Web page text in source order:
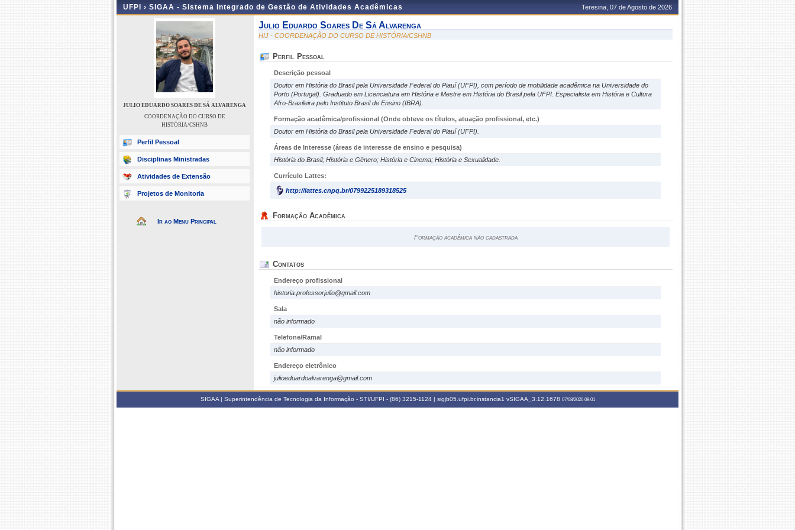
UFPI › SIGAA - Sistema Integrado de Gestão de Atividades Acadêmicas Teresina, 07 de Agosto de 2026
JULIO EDUARDO SOARES DE SÁ ALVARENGA
COORDENAÇÃO DO CURSO DE
HISTÓRIA/CSHNB
Perfil Pessoal
Disciplinas Ministradas
Atividades de Extensão
Projetos de Monitoria
Ir ao Menu Principal
Julio Eduardo Soares De Sá Alvarenga
HIJ - COORDENAÇÃO DO CURSO DE HISTÓRIA/CSHNB
Perfil Pessoal
Descrição pessoal
Doutor em História do Brasil pela Universidade Federal do Piauí (UFPI), com período de mobilidade acadêmica na Universidade do
Porto (Portugal). Graduado em Licenciatura em História e Mestre em História do Brasil pela UFPI. Especialista em História e Cultura
Afro-Brasileira pelo Instituto Brasil de Ensino (IBRA).
Formação acadêmica/profissional (Onde obteve os títulos, atuação profissional, etc.)
Doutor em História do Brasil pela Universidade Federal do Piauí (UFPI).
Áreas de Interesse (áreas de interesse de ensino e pesquisa)
História do Brasil; História e Gênero; História e Cinema; História e Sexualidade.
Currículo Lattes:
http://lattes.cnpq.br/0799225189318525
Formação Acadêmica
Formação acadêmica não cadastrada
Contatos
Endereço profissional
historia.professorjulio@gmail.com
Sala
não informado
Telefone/Ramal
não informado
Endereço eletrônico
julioeduardoalvarenga@gmail.com
SIGAA | Superintendência de Tecnologia da Informação - STI/UFPI - (86) 3215-1124 | sigjb05.ufpi.br.instancia1 vSIGAA_3.12.1678 07/08/2026 09:01